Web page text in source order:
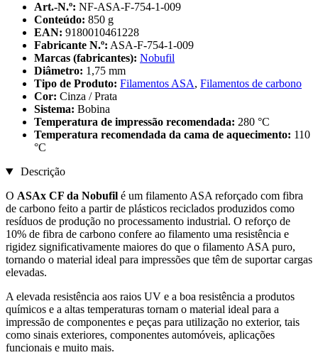
Art.-N.º: NF-ASA-F-754-1-009
Conteúdo: 850 g
EAN: 9180010461228
Fabricante N.º: ASA-F-754-1-009
Marcas (fabricantes): Nobufil
Diâmetro: 1,75 mm
Tipo de Produto: Filamentos ASA, Filamentos de carbono
Cor: Cinza / Prata
Sistema: Bobina
Temperatura de impressão recomendada: 280 °C
Temperatura recomendada da cama de aquecimento: 110
°C
Descrição
O ASAx CF da Nobufil é um filamento ASA reforçado com fibra
de carbono feito a partir de plásticos reciclados produzidos como
resíduos de produção no processamento industrial. O reforço de
10% de fibra de carbono confere ao filamento uma resistência e
rigidez significativamente maiores do que o filamento ASA puro,
tornando o material ideal para impressões que têm de suportar cargas
elevadas.
A elevada resistência aos raios UV e a boa resistência a produtos
químicos e a altas temperaturas tornam o material ideal para a
impressão de componentes e peças para utilização no exterior, tais
como sinais exteriores, componentes automóveis, aplicações
funcionais e muito mais.